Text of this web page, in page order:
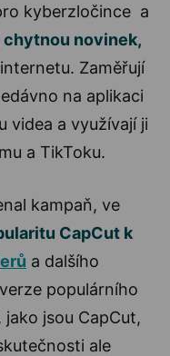
kyberzločince a
novinek,
Zaměřují
na aplikaci
videa a využívají ji
a TikToku.
kampaň, ve
CapCut k
a dalšího
populárního
jsou CapCut,
ale